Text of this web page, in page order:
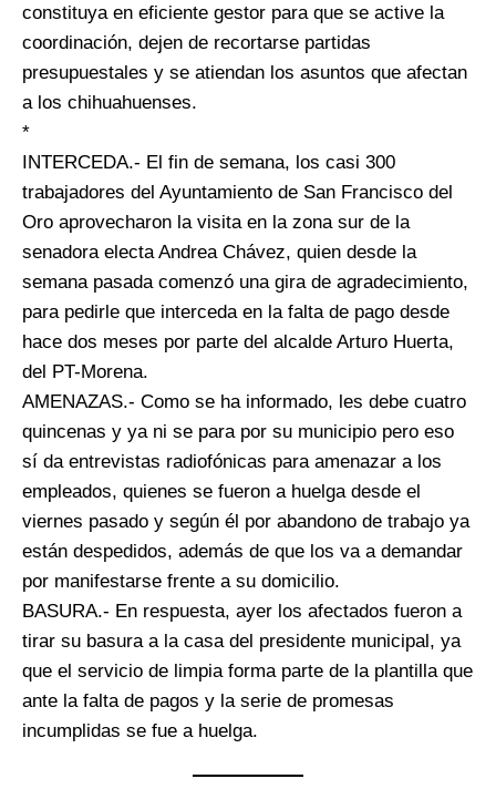
constituya en eficiente gestor para que se active la
coordinación, dejen de recortarse partidas
presupuestales y se atiendan los asuntos que afectan
a los chihuahuenses.
*
INTERCEDA.- El fin de semana, los casi 300
trabajadores del Ayuntamiento de San Francisco del
Oro aprovecharon la visita en la zona sur de la
senadora electa Andrea Chávez, quien desde la
semana pasada comenzó una gira de agradecimiento,
para pedirle que interceda en la falta de pago desde
hace dos meses por parte del alcalde Arturo Huerta,
del PT-Morena.
AMENAZAS.- Como se ha informado, les debe cuatro
quincenas y ya ni se para por su municipio pero eso
sí da entrevistas radiofónicas para amenazar a los
empleados, quienes se fueron a huelga desde el
viernes pasado y según él por abandono de trabajo ya
están despedidos, además de que los va a demandar
por manifestarse frente a su domicilio.
BASURA.- En respuesta, ayer los afectados fueron a
tirar su basura a la casa del presidente municipal, ya
que el servicio de limpia forma parte de la plantilla que
ante la falta de pagos y la serie de promesas
incumplidas se fue a huelga.